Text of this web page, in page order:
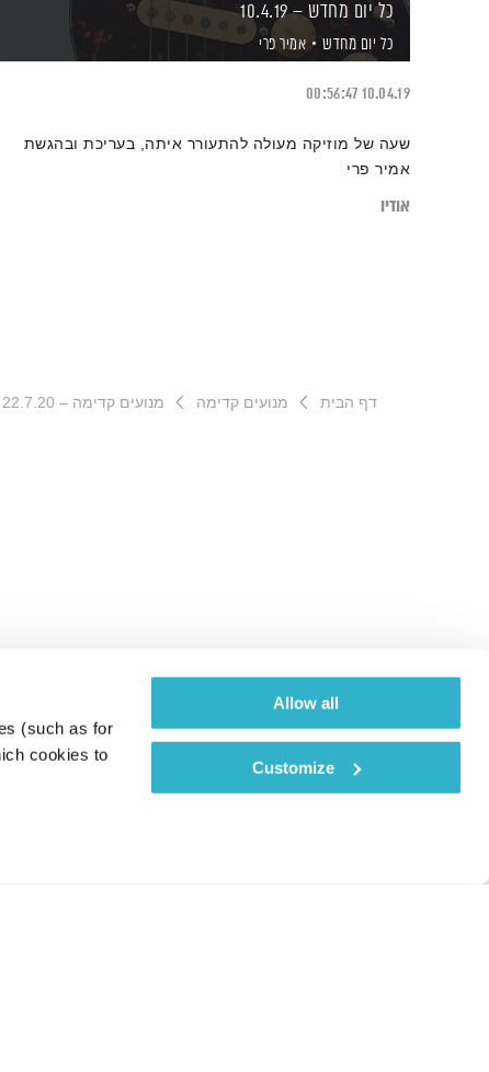
(such as for
cookies to
Allow all
Customize
כל יום מחדש – 10.4.19
כל יום מחדש אמיר פרי
10.04.19
00:56:47
שעה של מוזיקה מעולה להתעורר איתה, בעריכת ובהגשת
אמיר פרי
אודיו
דף הבית מנועים קדימה מנועים קדימה – 22.7.20